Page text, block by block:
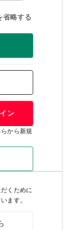
省略する
ン
から新規
くために
ます。